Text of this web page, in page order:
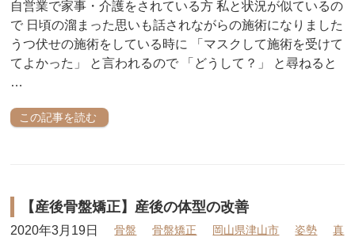
自営業で家事・介護をされている方 私と状況が似ているの
で 日頃の溜まった思いも話されながらの施術になりました
うつ伏せの施術をしている時に 「マスクして施術を受けて
てよかった」 と言われるので 「どうして？」 と尋ねると
…
この記事を読む
【産後骨盤矯正】産後の体型の改善
2020年3月19日 骨盤 骨盤矯正 岡山県津山市 姿勢
真